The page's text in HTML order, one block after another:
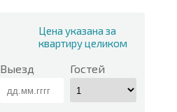
Цена указана за
квартиру целиком
Выезд Гостей